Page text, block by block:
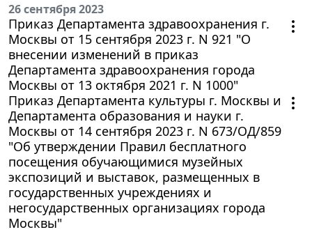
26 сентября 2023
Приказ Департамента здравоохранения г.
Москвы от 15 сентября 2023 г. N 921 "О
внесении изменений в приказ
Департамента здравоохранения города
Москвы от 13 октября 2021 г. N 1000"
Приказ Департамента культуры г. Москвы и
Департамента образования и науки г.
Москвы от 14 сентября 2023 г. N 673/ОД/859
"Об утверждении Правил бесплатного
посещения обучающимися музейных
экспозиций и выставок, размещенных в
государственных учреждениях и
негосударственных организациях города
Москвы"